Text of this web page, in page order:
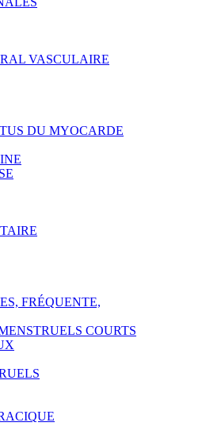
VASCULAIRE
DU MYOCARDE
FRÉQUENTE,
COURTS